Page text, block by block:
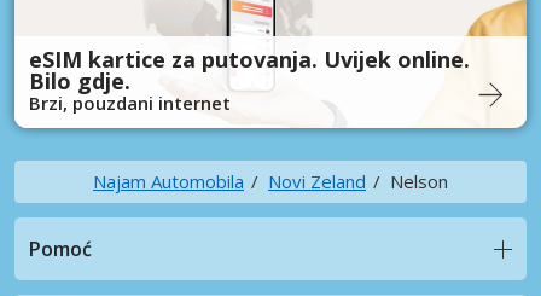
eSIM kartice za putovanja. Uvijek online.
Bilo gdje.
Brzi, pouzdani internet
Najam Automobila Novi Zeland Nelson
Pomoć